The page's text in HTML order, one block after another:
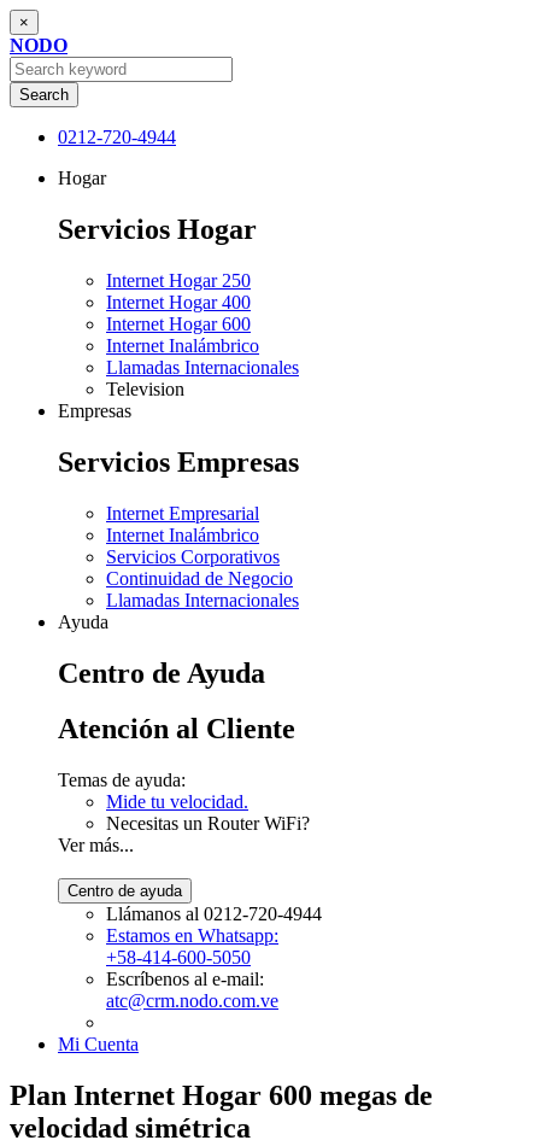
×
NODO
Search
0212-720-4944
Hogar
Servicios Hogar
Internet Hogar 250
Internet Hogar 400
Internet Hogar 600
Internet Inalámbrico
Llamadas Internacionales
Television
Empresas
Servicios Empresas
Internet Empresarial
Internet Inalámbrico
Servicios Corporativos
Continuidad de Negocio
Llamadas Internacionales
Ayuda
Centro de Ayuda
Atención al Cliente
Temas de ayuda:
Mide tu velocidad.
Necesitas un Router WiFi?
Ver más...
Llámanos al 0212-720-4944
Estamos en Whatsapp:
+58-414-600-5050
Escríbenos al e-mail:
atc@crm.nodo.com.ve
Mi Cuenta
Plan Internet Hogar 600 megas de
velocidad simétrica